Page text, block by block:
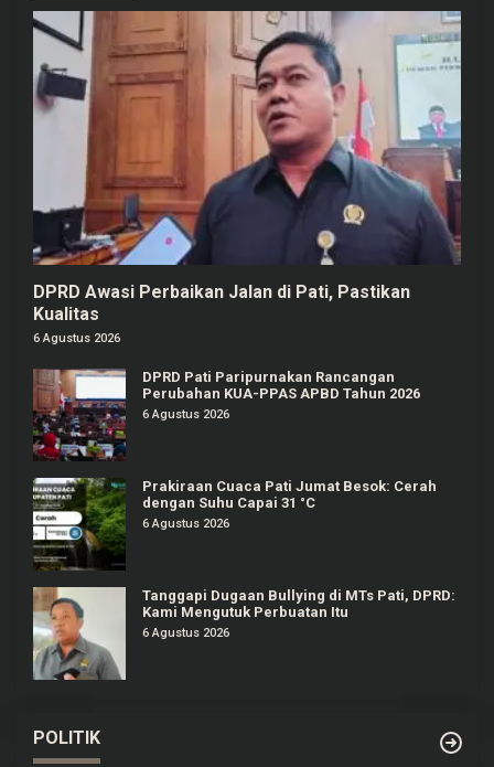
DPRD Awasi Perbaikan Jalan di Pati, Pastikan
Kualitas
6 Agustus 2026
DPRD Pati Paripurnakan Rancangan
Perubahan KUA-PPAS APBD Tahun 2026
6 Agustus 2026
Prakiraan Cuaca Pati Jumat Besok: Cerah
dengan Suhu Capai 31 °C
6 Agustus 2026
Tanggapi Dugaan Bullying di MTs Pati, DPRD:
Kami Mengutuk Perbuatan Itu
6 Agustus 2026
POLITIK